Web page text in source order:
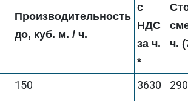
Производительность
до, куб. м. / ч.
с
НДС
за ч.
*
ч.
150 3630